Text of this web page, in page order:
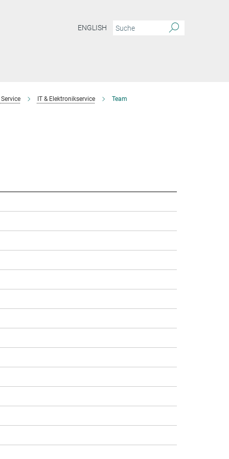
ENGLISH
IT & Elektronikservice Team